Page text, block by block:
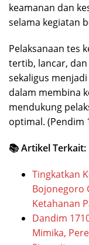
keamanan dan
selama kegiatan
Pelaksanaan tes
tertib, lancar,
sekaligus
dalam membina
mendukung
optimal. (Pendim
📚 Artikel Terkait:
Tingkatkan
Bojonegoro
Ketahanan
Dandim
Mimika,